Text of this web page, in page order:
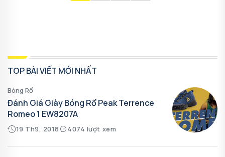
TOP BÀI VIẾT MỚI NHẤT
Bóng Rổ
Đánh Giá Giày Bóng Rổ Peak Terrence
Romeo 1 EW8207A
19 Th9, 2018 4074 lượt xem